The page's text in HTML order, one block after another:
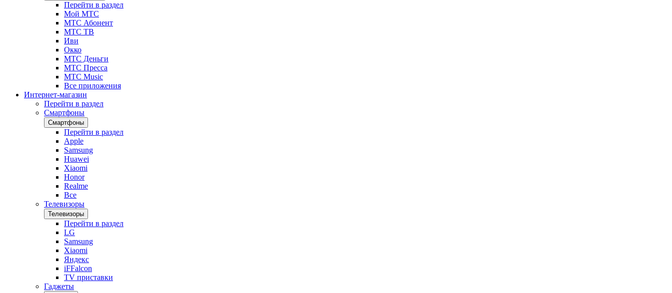
Перейти в раздел
Мой МТС
МТС Абонент
МТС ТВ
Иви
Окко
МТС Деньги
МТС Пресса
МТС Music
Все приложения
Интернет-магазин
Перейти в раздел
Смартфоны
Смартфоны
Перейти в раздел
Apple
Samsung
Huawei
Xiaomi
Honor
Realme
Все
Телевизоры
Телевизоры
Перейти в раздел
LG
Samsung
Xiaomi
Яндекс
iFFalcon
TV приставки
Гаджеты